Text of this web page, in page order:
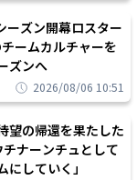
ーズン開幕ロスター
ームカルチャーを
ズンへ
2026/08/06 10:51
望の帰還を果たした
ナーンチュとして
していく」